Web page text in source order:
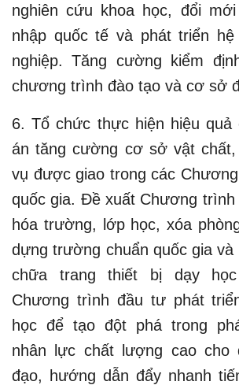
nghiên cứu khoa học, đổi
nhập quốc tế và phát triển
nghiệp. Tăng cường kiểm
chương trình đào tạo và cơ sở
6. Tổ chức thực hiện hiệu
án tăng cường cơ sở vật chất,
vụ được giao trong các
quốc gia. Đề xuất Chương
hóa trường, lớp học, xóa
dựng trường chuẩn quốc gia
chữa trang thiết bị dạy
Chương trình đầu tư phát
học để tạo đột phá trong
nhân lực chất lượng cao cho
đạo, hướng dẫn đẩy nhanh